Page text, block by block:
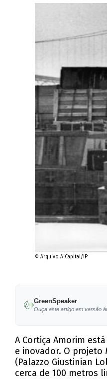
© Arquivo A Capital/IP
GreenSpeaker
Ouça este artigo em versão
A Cortiça Amorim
e inovador. O projeto
(Palazzo Giustinian
cerca de 100 metros